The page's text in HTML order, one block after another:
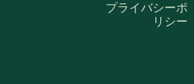
プライバシーポ
リシー